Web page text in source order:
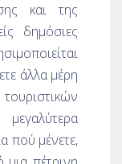
και της
δημόσιες
άλλα μέρη
πού μένετε,